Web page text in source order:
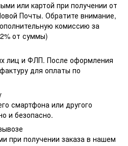
или картой при получении от
Почты. Обратите внимание,
комиссию за
от суммы)
лиц и ФЛП. После оформления
для оплаты по
смартфона или другого
и безопасно.
при получении заказа в нашем